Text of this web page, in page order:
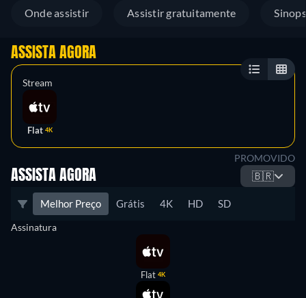
Onde assistir Assistir gratuitamente
ASSISTA AGORA
Stream
Flat 4K
PROMOVIDO
ASSISTA AGORA 🇧🇷
Melhor Preço Grátis 4K HD SD
Assinatura
Flat 4K